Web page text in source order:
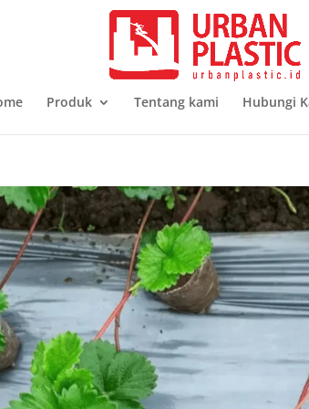
Produk Tentang kami Hubungi